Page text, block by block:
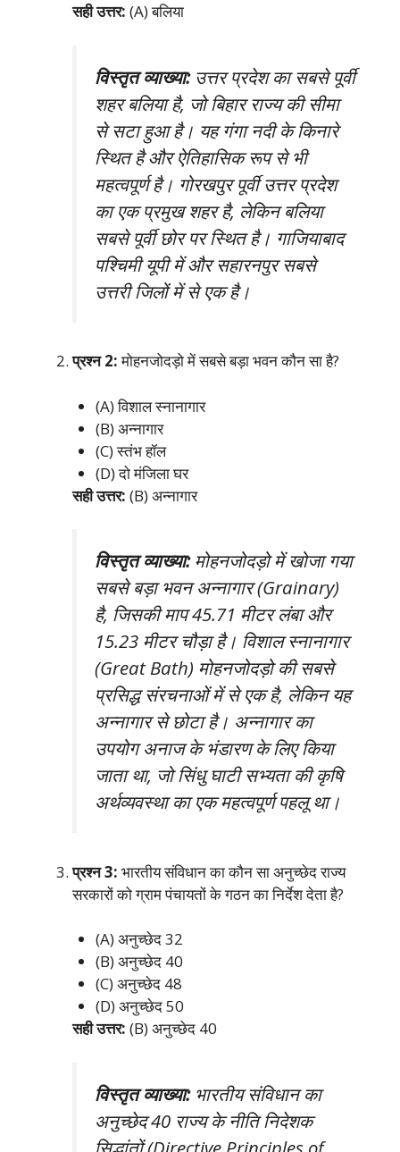
सही उत्तर: (A) बलिया
विस्तृत व्याख्या:उत्तर प्रदेश का सबसे पूर्वी
शहर बलिया है, जो बिहार राज्य की सीमा
से सटा हुआ है। यह गंगा नदी के किनारे
स्थित है और ऐतिहासिक रूप से भी
महत्वपूर्ण है। गोरखपुर पूर्वी उत्तर प्रदेश
का एक प्रमुख शहर है, लेकिन बलिया
सबसे पूर्वी छोर पर स्थित है। गाजियाबाद
पश्चिमी यूपी में और सहारनपुर सबसे
उत्तरी जिलों में से एक है।
प्रश्न 2:मोहनजोदड़ो में सबसे बड़ा भवन कौन सा है?
(A) विशाल स्नानागार
(B) अन्नागार
(C) स्तंभ हॉल
(D) दो मंजिला घर
सही उत्तर: (B) अन्नागार
विस्तृत व्याख्या:मोहनजोदड़ो में खोजा गया
सबसे बड़ा भवन अन्नागार (Grainary)
है, जिसकी माप 45.71 मीटर लंबा और
15.23 मीटर चौड़ा है। विशाल स्नानागार
(Great Bath) मोहनजोदड़ो की सबसे
प्रसिद्ध संरचनाओं में से एक है, लेकिन यह
अन्नागार से छोटा है। अन्नागार का
उपयोग अनाज के भंडारण के लिए किया
जाता था, जो सिंधु घाटी सभ्यता की कृषि
अर्थव्यवस्था का एक महत्वपूर्ण पहलू था।
प्रश्न 3: भारतीय संविधान का कौन सा अनुच्छेद राज्य
सरकारों को ग्राम पंचायतों के गठन का निर्देश देता है?
(A) अनुच्छेद 32
(B) अनुच्छेद 40
(C) अनुच्छेद 48
(D) अनुच्छेद 50
सही उत्तर: (B) अनुच्छेद 40
विस्तृत व्याख्या:भारतीय संविधान का
अनुच्छेद 40 राज्य के नीति निदेशक